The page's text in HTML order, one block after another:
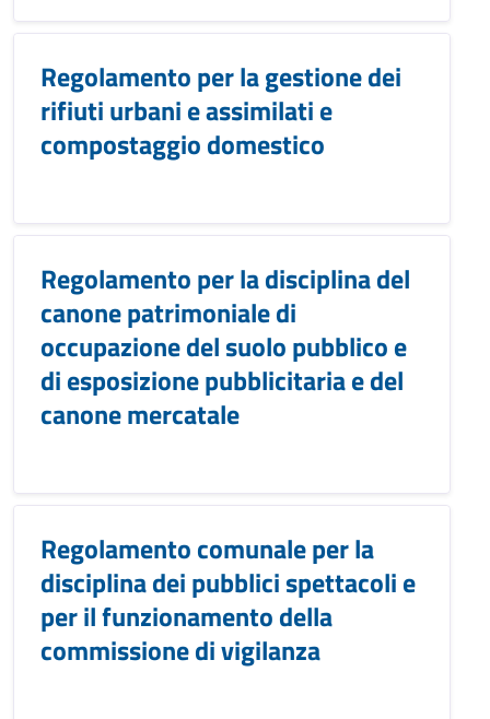
Regolamento per la gestione dei
rifiuti urbani e assimilati e
compostaggio domestico
Regolamento per la disciplina del
canone patrimoniale di
occupazione del suolo pubblico e
di esposizione pubblicitaria e del
canone mercatale
Regolamento comunale per la
disciplina dei pubblici spettacoli e
per il funzionamento della
commissione di vigilanza